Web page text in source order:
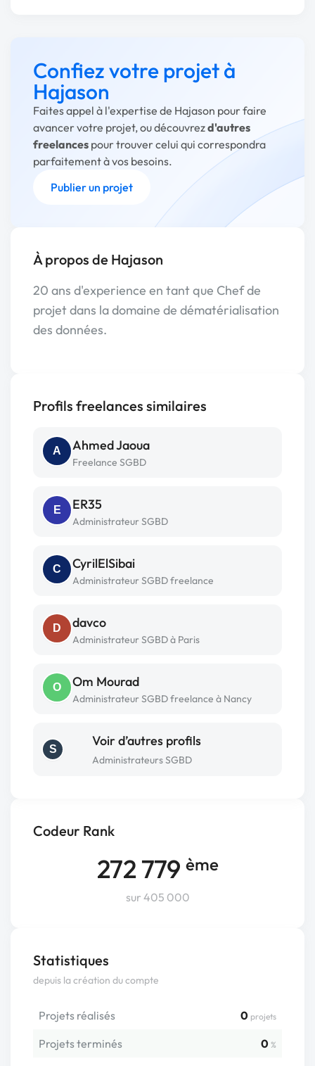
Codeur Rank
272 779 ème
sur 405 000
Statistiques
depuis la création du compte
Projets réalisés 0 projets
Projets terminés 0 %
Confiez votre projet à
Hajason
Faites appel à l'expertise de Hajason pour faire
avancer votre projet, ou découvrezd'autres
freelances pour trouver celui qui correspondra
parfaitement à vos besoins.
Publier un projet
À propos de Hajason
20 ans d'experience en tant que Chef de
projet dans la domaine de dématérialisation
des données.
Profils freelances similaires
A Ahmed Jaoua
Freelance SGBD
E ER35
Administrateur SGBD
C CyrilElSibai
Administrateur SGBD freelance
D davco
Administrateur SGBD à Paris
O Om Mourad
Administrateur SGBD freelance à Nancy
S
Voir d’autres profils
Administrateurs SGBD